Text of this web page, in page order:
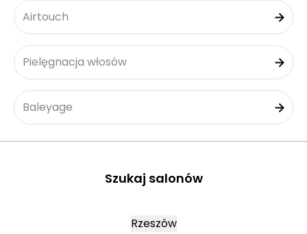
Airtouch
Pielęgnacja włosów
Baleyage
Szukaj salonów
Rzeszów